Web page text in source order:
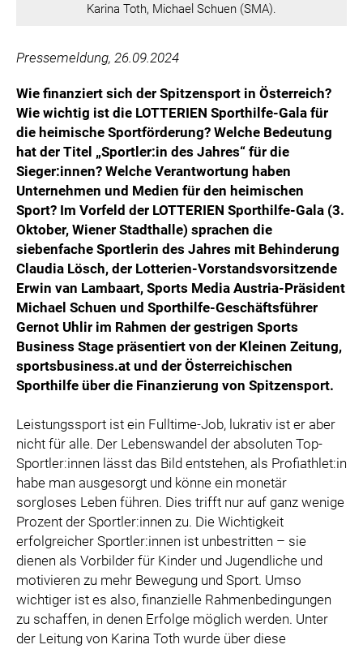
LOGOS
PRESSEKONTAKT
Karina Toth, Michael Schuen (SMA).
Pressemeldung, 26.09.2024
Wie finanziert sich der Spitzensport in Österreich?
Wie wichtig ist die LOTTERIEN Sporthilfe-Gala für
die heimische Sportförderung? Welche Bedeutung
hat der Titel „Sportler:in des Jahres“ für die
Sieger:innen? Welche Verantwortung haben
Unternehmen und Medien für den heimischen
Sport? Im Vorfeld der LOTTERIEN Sporthilfe-Gala (3.
Oktober, Wiener Stadthalle) sprachen die
siebenfache Sportlerin des Jahres mit Behinderung
Claudia Lösch, der Lotterien-Vorstandsvorsitzende
Erwin van Lambaart, Sports Media Austria-Präsident
Michael Schuen und Sporthilfe-Geschäftsführer
Gernot Uhlir im Rahmen der gestrigen Sports
Business Stage präsentiert von der Kleinen Zeitung,
sportsbusiness.at und der Österreichischen
Sporthilfe über die Finanzierung von Spitzensport.
Leistungssport ist ein Fulltime-Job, lukrativ ist er aber
nicht für alle. Der Lebenswandel der absoluten Top-
Sportler:innen lässt das Bild entstehen, als Profiathlet:in
habe man ausgesorgt und könne ein monetär
sorgloses Leben führen. Dies trifft nur auf ganz wenige
Prozent der Sportler:innen zu. Die Wichtigkeit
erfolgreicher Sportler:innen ist unbestritten – sie
dienen als Vorbilder für Kinder und Jugendliche und
motivieren zu mehr Bewegung und Sport. Umso
wichtiger ist es also, finanzielle Rahmenbedingungen
zu schaffen, in denen Erfolge möglich werden. Unter
der Leitung von Karina Toth wurde über diese